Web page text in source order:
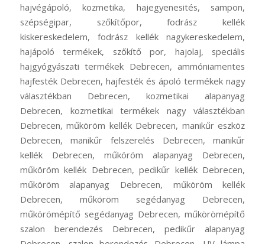
hajvégápoló, kozmetika, hajegyenesités, sampon,
szépségipar, szőkítőpor, fodrász kellék
kiskereskedelem, fodrász kellék nagykereskedelem,
hajápoló termékek, szőkítő por, hajolaj, speciális
hajgyógyászati termékek Debrecen, ammóniamentes
hajfesték Debrecen, hajfesték és ápoló termékek nagy
választékban Debrecen, kozmetikai alapanyag
Debrecen, kozmetikai termékek nagy választékban
Debrecen, műköröm kellék Debrecen, manikűr eszköz
Debrecen, manikűr felszerelés Debrecen, manikűr
kellék Debrecen, műköröm alapanyag Debrecen,
műköröm kellék Debrecen, pedikűr kellék Debrecen,
műköröm alapanyag Debrecen, műköröm kellék
Debrecen, műköröm segédanyag Debrecen,
műkörömépítő segédanyag Debrecen, műkörömépítő
szalon berendezés Debrecen, pedikűr alapanyag